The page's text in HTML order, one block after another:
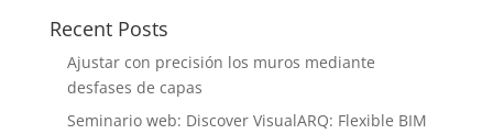
Recent Posts
Ajustar con precisión los muros mediante
desfases de capas
Seminario web: Discover VisualARQ: Flexible BIM